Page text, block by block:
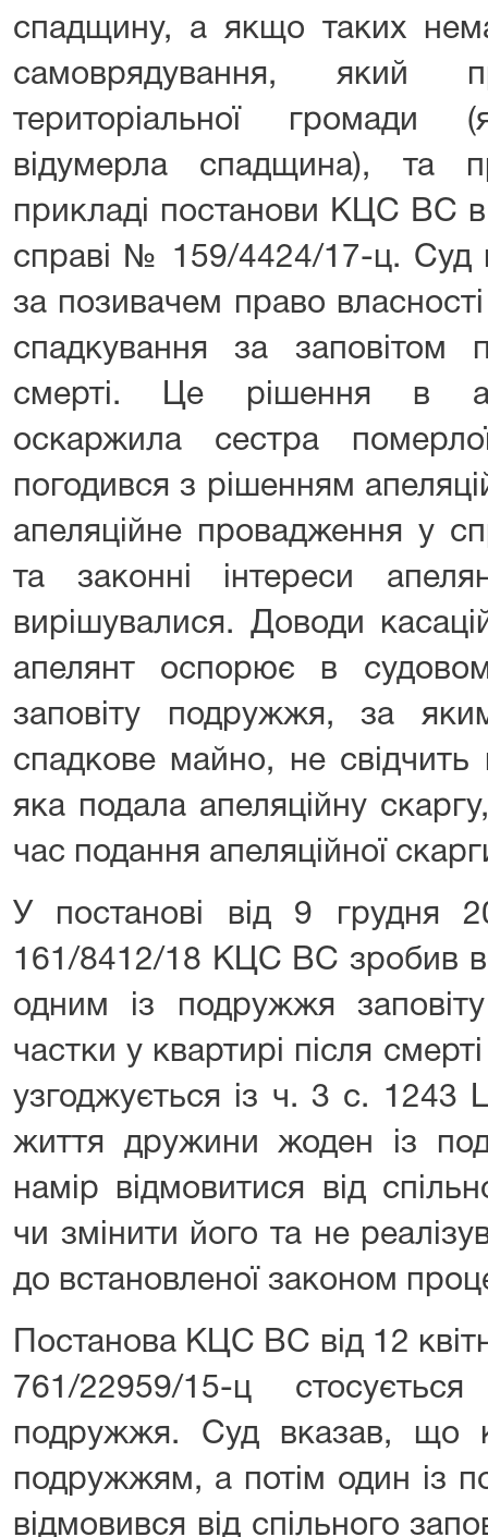
спадщину, а якщо таких
самоврядування, який
територіальної громади
відумерла спадщина), та
прикладі постанови КЦС ВС
справі № 159/4424/17-ц. Суд
за позивачем право
спадкування за заповітом
смерті. Це рішення в
оскаржила сестра
погодився з рішенням
апеляційне провадження у
та законні інтереси
вирішувалися. Доводи
апелянт оспорює в
заповіту подружжя, за
спадкове майно, не свідчить
яка подала апеляційну
час подання апеляційної
У постанові від 9 грудня
161/8412/18 КЦС ВС зробив
одним із подружжя
частки у квартирі після
узгоджується із ч. 3 с. 1243
життя дружини жоден із
намір відмовитися від
чи змінити його та не
до встановленої законом
Постанова КЦС ВС від 12
761/22959/15-ц
подружжя. Суд вказав, що
подружжям, а потім один із
відмовився від спільного